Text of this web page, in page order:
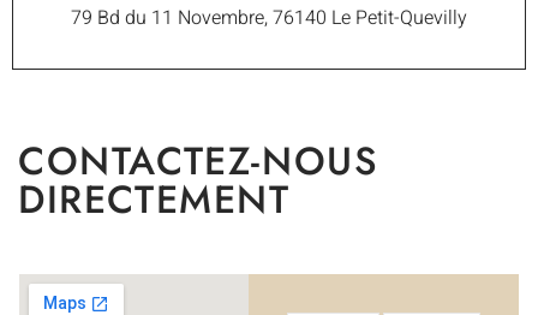
79 Bd du 11 Novembre, 76140 Le Petit-Quevilly
CONTACTEZ-NOUS
DIRECTEMENT